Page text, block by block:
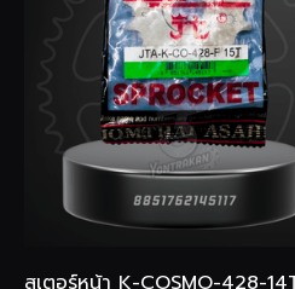
สเตอร์หน้า K-COSMO-428-